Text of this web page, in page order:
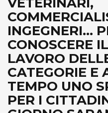
INGEGNERI...
CONOSCERE
LAVORO
CATEGORIE E
TEMPO UNO
PER I